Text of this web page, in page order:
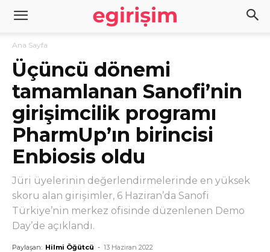
Ana Sayfa
Üçüncü dönemi
tamamlanan Sanofi’nin
girişimcilik programı
PharmUp’ın birincisi
Enbiosis oldu
Jüri üyelerinin değerlendirmelerinde en yüksek
skoru alan girişimler, 6 Haziran’da Sanofi
Türkiye’nin merkez ofisinde düzenlenen Demo
Day’de açıklandı.
Paylaşan: Hilmi Öğütcü - 13 Haziran 2022